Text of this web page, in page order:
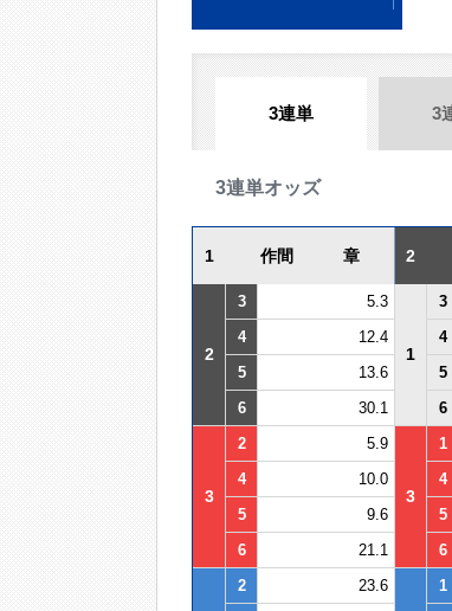
3連単 3
3連単オッズ
1 作間 章 2
2
3 5.3
1
3
4
12.4 4
5
13.6 5
6
30.1 6
3
2 5.9
3
1
4
10.0 4
5
9.6 5
6
21.1 6
2 23.6 1